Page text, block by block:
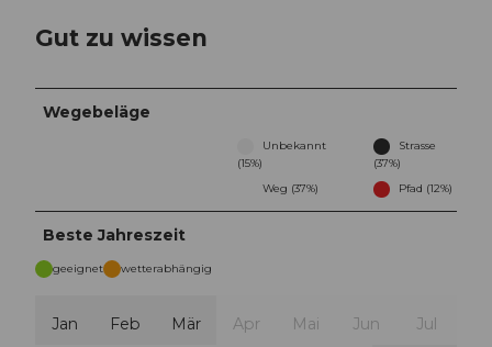
Gut zu wissen
Wegebeläge
Unbekannt
(15%)
Strasse
(37%)
Weg (37%)
Pfad (12%)
Beste Jahreszeit
geeignet wetterabhängig
Jan Feb Mär Apr Mai Jun Jul